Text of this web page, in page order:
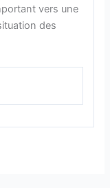
vers une
des